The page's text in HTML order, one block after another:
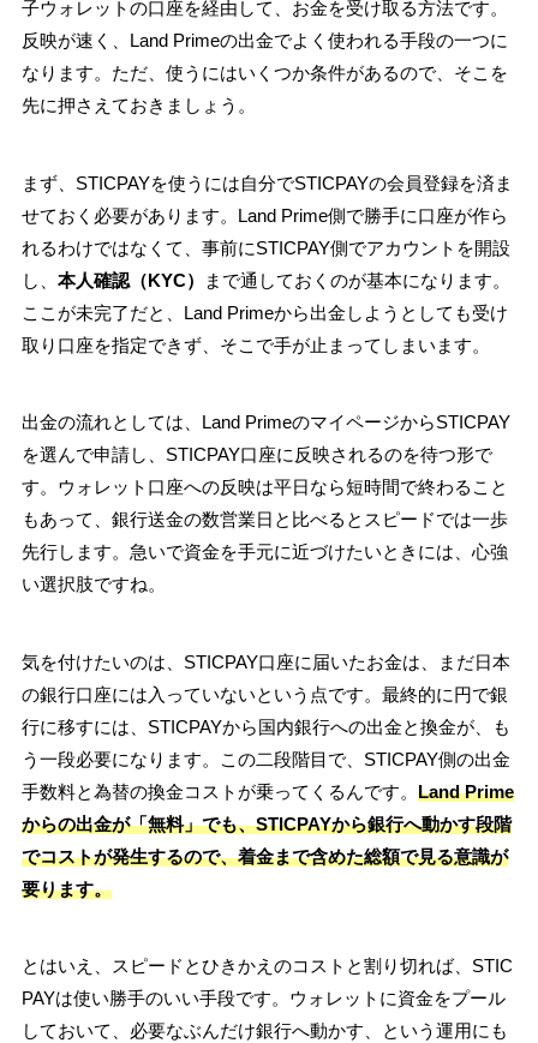
子ウォレットの口座を経由して、お金を受け取る方法です。
反映が速く、Land Primeの出金でよく使われる手段の一つに
なります。ただ、使うにはいくつか条件があるので、そこを
先に押さえておきましょう。
まず、STICPAYを使うには自分でSTICPAYの会員登録を済ま
せておく必要があります。Land Prime側で勝手に口座が作ら
れるわけではなくて、事前にSTICPAY側でアカウントを開設
し、 本人確認（KYC）
まで通しておくのが基本になります。
ここが未完了だと、Land Primeから出金しようとしても受け
取り口座を指定できず、そこで手が止まってしまいます。
出金の流れとしては、Land PrimeのマイページからSTICPAY
を選んで申請し、STICPAY口座に反映されるのを待つ形で
す。ウォレット口座への反映は平日なら短時間で終わること
もあって、銀行送金の数営業日と比べるとスピードでは一歩
先行します。急いで資金を手元に近づけたいときには、心強
い選択肢ですね。
気を付けたいのは、STICPAY口座に届いたお金は、まだ日本
の銀行口座には入っていないという点です。最終的に円で銀
行に移すには、STICPAYから国内銀行への出金と換金が、も
う一段必要になります。この二段階目で、STICPAY側の出金
手数料と為替の換金コストが乗ってくるんです。 Land Prime
からの出金が「無料」でも、STICPAYから銀行へ動かす段階
でコストが発生するので、着金まで含めた総額で見る意識が
要ります。
とはいえ、スピードとひきかえのコストと割り切れば、STIC
PAYは使い勝手のいい手段です。ウォレットに資金をプール
しておいて、必要なぶんだけ銀行へ動かす、という運用にも